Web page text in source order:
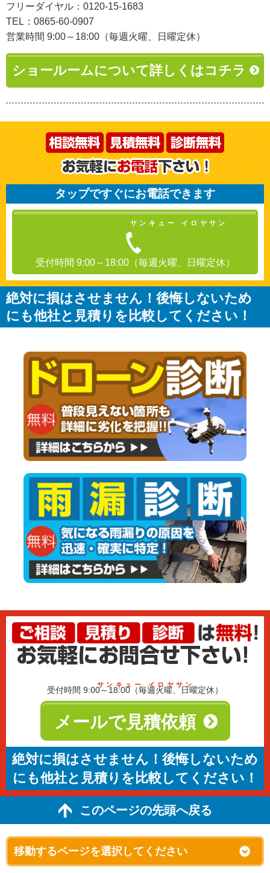
フリーダイヤル：0120-15-1683
TEL：0865-60-0907
営業時間 9:00～18:00（毎週火曜、日曜定休）
ショールームについて詳しくはコチラ
タップですぐにお電話できます
サンキュー イロヤサン
受付時間 9:00～18:00（毎週火曜、日曜定休）
絶対に損はさせません！後悔しないため
にも他社と見積りを比較してください！
サンキュー イロヤサン
受付時間 9:00～18:00（毎週火曜、日曜定休）
メールで見積依頼
絶対に損はさせません！後悔しないため
にも他社と見積りを比較してください！
このページの先頭へ戻る